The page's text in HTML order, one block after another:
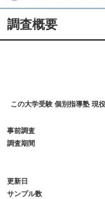
調査概要
この大学受験 個別指導塾 現
事前調査
調査期間
更新日
サンプル数